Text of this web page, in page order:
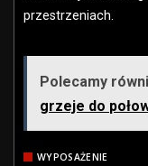
przestrzeniach.
Polecamy
grzeje do
WYPOSAŻENIE